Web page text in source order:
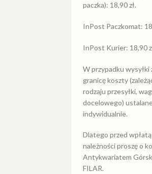
paczka): 18,90 zł.
InPost Paczkomat:
InPost Kurier: 18,90
W przypadku wysyłki
granicękoszty
rodzaju przesyłki,
docelowego)
indywidualnie.
Dlatego przed wpłatą
należności proszę o
Antykwariatem
FILAR.